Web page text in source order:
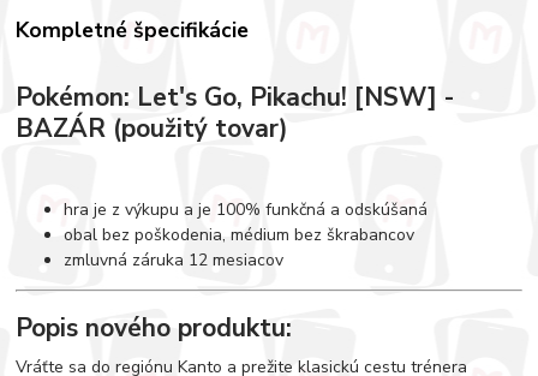
Kompletné špecifikácie
Pokémon: Let's Go, Pikachu! [NSW] -
BAZÁR (použitý tovar)
hra je z výkupu a je 100% funkčná a odskúšaná
obal bez poškodenia, médium bez škrabancov
zmluvná záruka 12 mesiacov
Popis nového produktu:
Vráťte sa do regiónu Kanto a prežite klasickú cestu trénera